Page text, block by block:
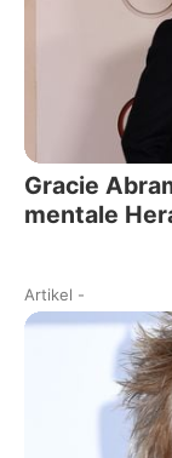
Gracie
mentale
Artikel -